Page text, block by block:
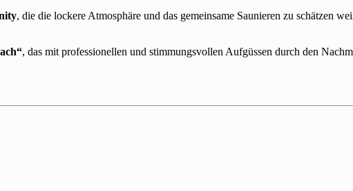
, die die lockere Atmosphäre und das gemeinsame Saunieren zu schätzen
, das mit professionellen und stimmungsvollen Aufgüssen durch den